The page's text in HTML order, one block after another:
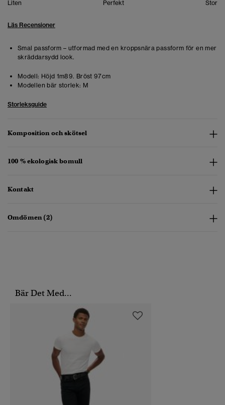
Liten Perfekt Stor
Läs Recensioner
Smal passform – utformad med en kroppsnära passform för en mer
skräddarsydd look.
Modell: Höjd 1m89. Bröst 97cm
Modellen bär storlek: M
Storleksguide
Komposition och skötsel
100 % ekologisk bomull
Kontakt
Omdömen (2)
Bär Det Med...